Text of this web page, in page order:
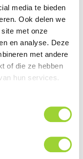
media te bieden
Ook delen we
met onze
en analyse. Deze
met andere
of die ze hebben
hun services.
(NL)
kwantiteit
en PostNL